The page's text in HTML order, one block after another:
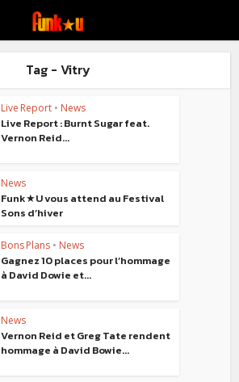
Tag - Vitry
Live Report • News
Live Report : Burnt Sugar feat.
Vernon Reid...
News
Funk★U vous attend au Festival
Sons d’hiver
Bons Plans • News
Gagnez 10 places pour l’hommage
à David Dowie et...
News
Vernon Reid et Greg Tate rendent
hommage à David Bowie...